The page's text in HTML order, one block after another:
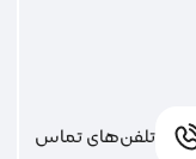
تلفن‌های تماس